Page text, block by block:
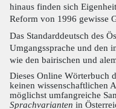
hinaus finden sich
Reform von 1996 gewisse
Das Standarddeutsch des
Umgangssprache und den
wie den bairischen und
Dieses Online Wörterbuch
keinen wissenschaftlichen
möglichst umfangreiche
Sprachvarianten in